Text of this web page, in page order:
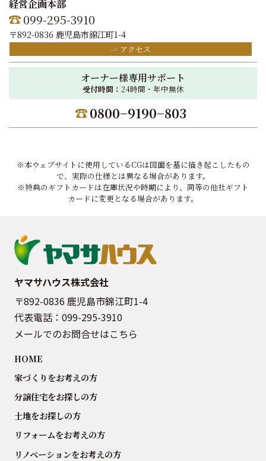
経営企画本部
099-295-3910
〒892-0836 鹿児島市錦江町1-4
アクセス
オーナー様専用サポート
受付時間： 24時間・年中無休
0800−9190−803
※本ウェブサイトに使用しているCGは図面を基に描き起こしたもの
で、実際の仕様とは異なる場合があります。
※特典のギフトカードは在庫状況や時期により、同等の他社ギフト
カードに変更となる場合があります。
ヤマサハウス株式会社
〒892-0836 鹿児島市錦江町1-4
代表電話： 099-295-3910
メールでのお問合せはこちら
HOME
家づくりをお考えの方
分譲住宅をお探しの方
土地をお探しの方
リフォームをお考えの方
リノベーションをお考えの方